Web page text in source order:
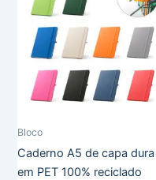
Bloco
Caderno A5 de capa dura
em PET 100% reciclado